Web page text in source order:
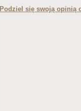
Podziel się swoją opinią